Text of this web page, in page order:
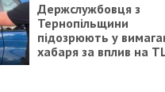
Держслужбовця з
Тернопільщини
підозрюють у
хабаря за вплив на